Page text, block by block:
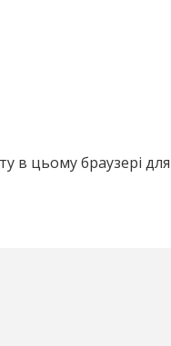
в цьому браузері